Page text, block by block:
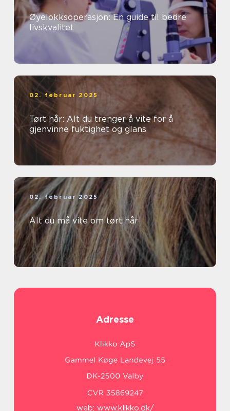
Øyelokksoperasjon: En guide til bedre
livskvalitet
02. februar 2025
Tørt hår: Alt du trenger å vite for å
gjenvinne fuktighet og glans
02. februar 2025
Alt du må vite om tørt hår
Adresse
web: www.klikko.dk/